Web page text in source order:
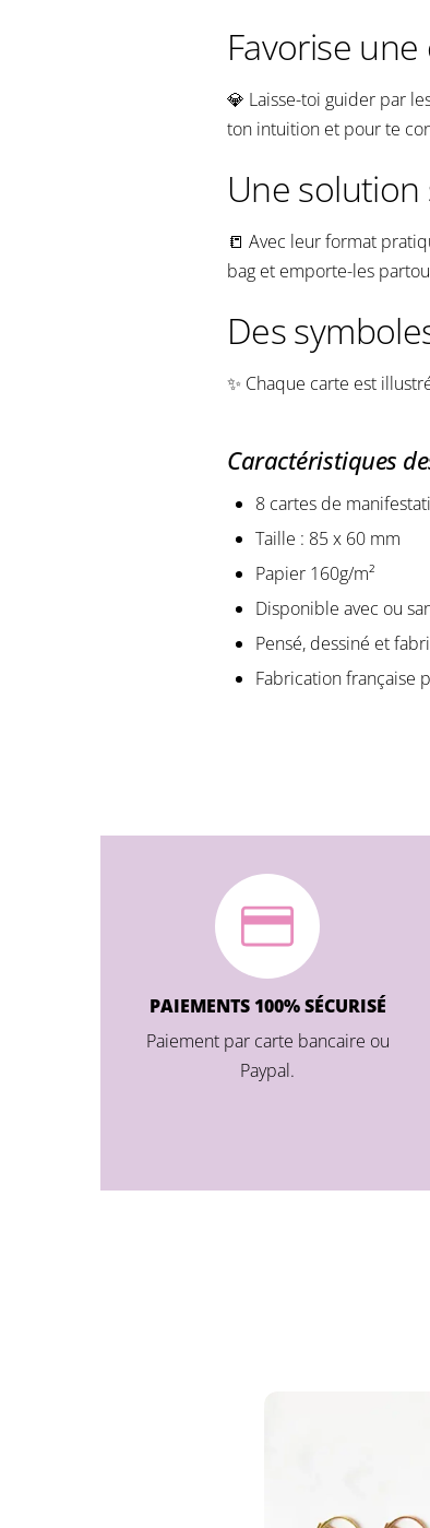
Favorise
💎 Laisse-toi guider par
ton intuition et pour te
Une solution
📒 Avec leur format
bag et emporte-les
Des
✨ Chaque carte est
Caractéristiques
8 cartes de
Taille : 85 x 60 mm
Papier 160g/m²
Disponible avec ou
Pensé, dessiné et
Fabrication française
PAIEMENTS 100% SÉCURISÉ
Paiement par carte bancaire ou
Paypal.